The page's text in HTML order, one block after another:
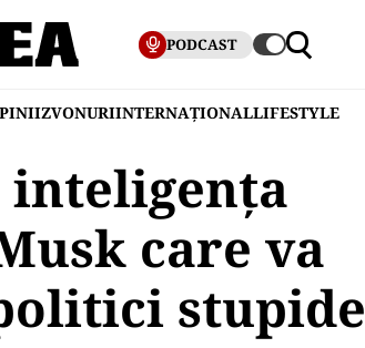
PODCAST
ZVONURIINTERNAȚIONALLIFESTYLE
inteligența
care va
stupide